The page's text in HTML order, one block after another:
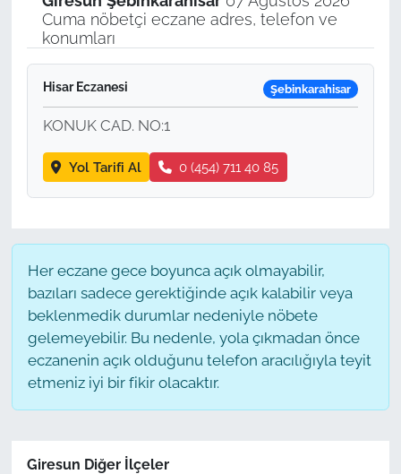
Cuma nöbetçi eczane adres, telefon ve
konumları
Hisar Eczanesi Şebinkarahisar
KONUK CAD. NO:1
Yol Tarifi Al 0 (454) 711 40 85
Her eczane gece boyunca açık olmayabilir,
bazıları sadece gerektiğinde açık kalabilir veya
beklenmedik durumlar nedeniyle nöbete
gelemeyebilir. Bu nedenle, yola çıkmadan önce
eczanenin açık olduğunu telefon aracılığıyla teyit
etmeniz iyi bir fikir olacaktır.
Giresun Diğer İlçeler